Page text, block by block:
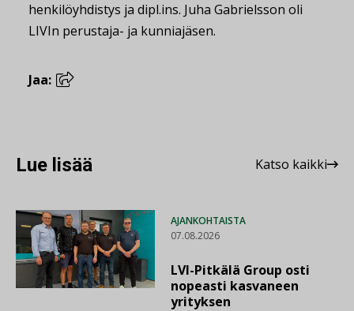
henkilöyhdistys ja dipl.ins. Juha Gabrielsson oli
LIVIn perustaja- ja kunniajäsen.
Jaa:
Lue lisää Katso kaikki
AJANKOHTAISTA
07.08.2026
LVI-Pitkälä Group osti
nopeasti kasvaneen
yrityksen